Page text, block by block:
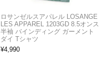
ロサンゼルスアパレル LOSANGE
LES APPAREL 1203GD 8.5オンス
半袖 バインディング ガーメント
ダイ Tシャツ
¥4,990